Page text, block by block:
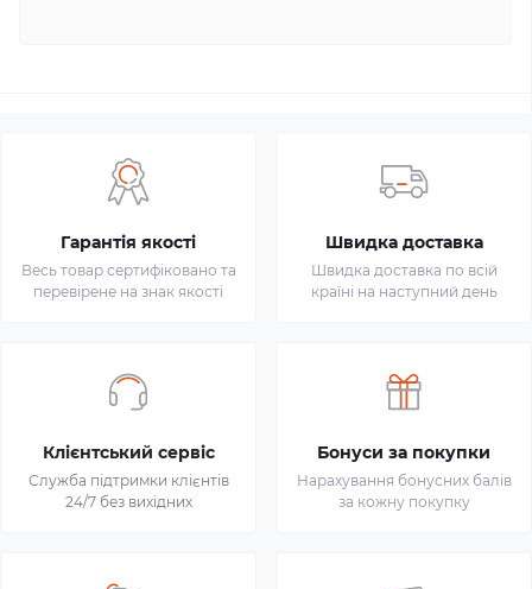
Гарантія якості
Весь товар сертифіковано та
перевірене на знак якості
Швидка доставка
Швидка доставка по всій
країні на наступний день
Клієнтський сервіс
Служба підтримки клієнтів
24/7 без вихідних
Бонуси за покупки
Нарахування бонусних балів
за кожну покупку